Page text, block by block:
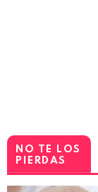
NO TE LOS
PIERDAS